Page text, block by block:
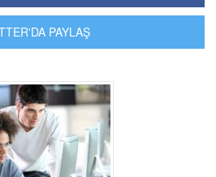
PAYLAŞ